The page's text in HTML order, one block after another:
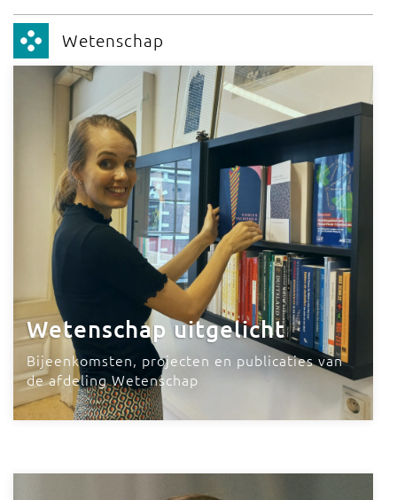
Wetenschap
Wetenschap uitgelicht
Bijeenkomsten, projecten en publicaties van
de afdeling Wetenschap